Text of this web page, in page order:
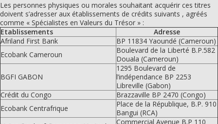
Les personnes physiques ou morales souhaitant acquérir ces titres
doivent s’adresser aux établissements de crédits suivants , agréés
comme « Spécialistes en Valeurs du Trésor » :
Etablissements
Adresse
Afriland First Bank
BP 11834 Yaoundé (Cameroun)
Ecobank Cameroun
Boulevard de la Liberté B.P.582
Douala (Cameroun)
BGFI GABON
1295 Boulevard de
l’indépendance BP 2253
Libreville (Gabon)
Crédit du Congo
Brazzaville BP 2470 (Congo)
Ecobank Centrafrique
Place de la République, B.P. 910
Bangui (RCA)
Commercial Avenue B.P 110